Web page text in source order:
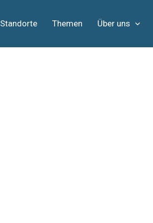
Standorte Themen Über uns